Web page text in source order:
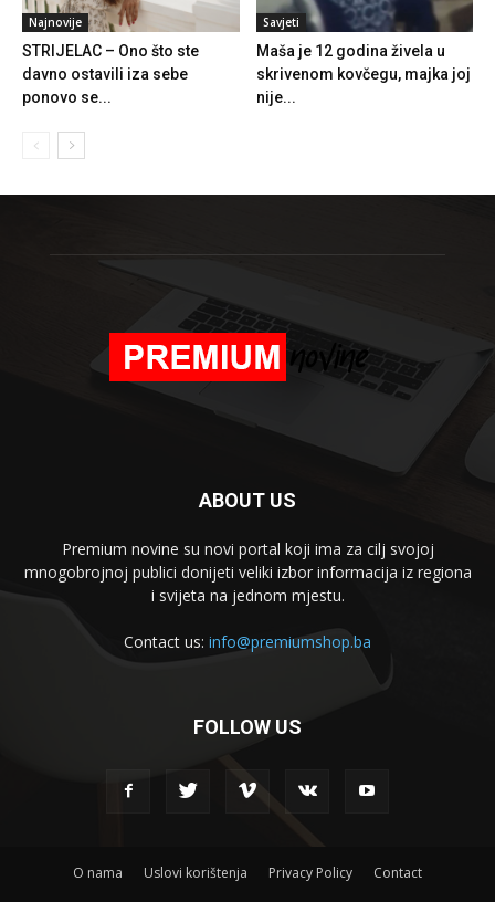
Najnovije
STRIJELAC – Ono što ste
davno ostavili iza sebe
ponovo se...
Savjeti
Maša je 12 godina živela u
skrivenom kovčegu, majka joj
nije...
ABOUT US
Premium novine su novi portal koji ima za cilj svojoj
mnogobrojnoj publici donijeti veliki izbor informacija iz regiona
i svijeta na jednom mjestu.
Contact us: info@premiumshop.ba
FOLLOW US
O nama Uslovi korištenja Privacy Policy Contact